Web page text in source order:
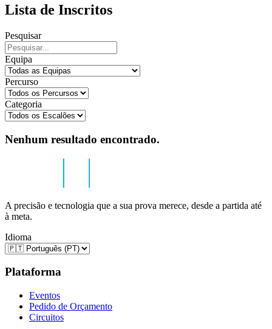
Lista de Inscritos
Pesquisar
Equipa
Percurso
Categoria
Nenhum resultado encontrado.
A precisão e tecnologia que a sua prova merece, desde a partida até
à meta.
Idioma
Plataforma
Eventos
Pedido de Orçamento
Circuitos